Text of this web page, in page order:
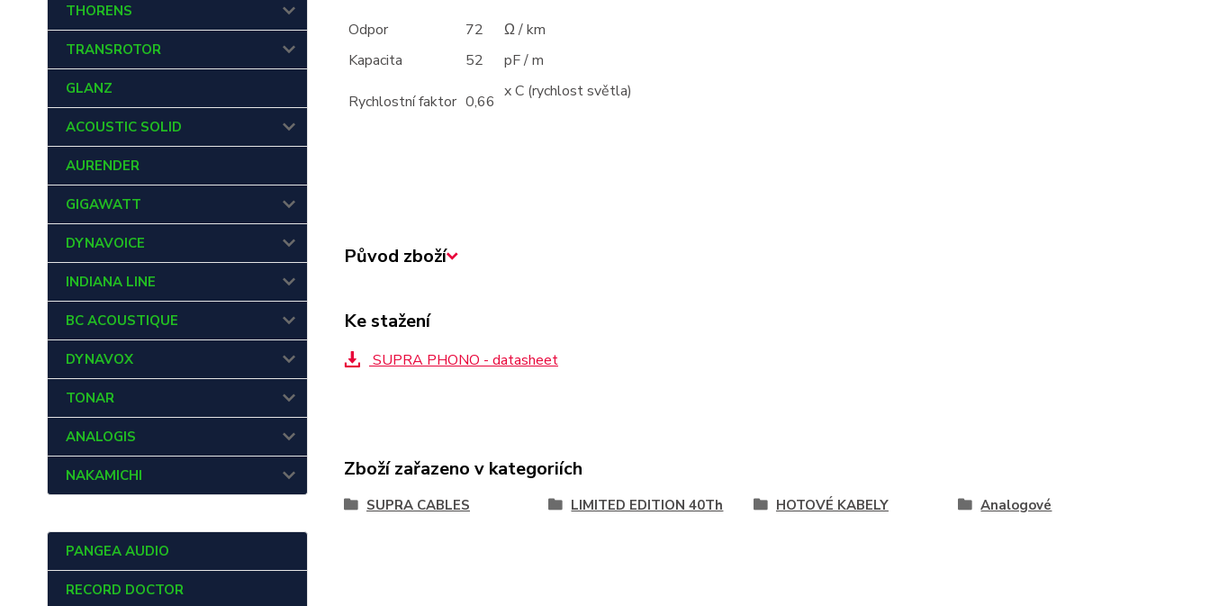
THORENS
TRANSROTOR
GLANZ
ACOUSTIC SOLID
AURENDER
GIGAWATT
DYNAVOICE
INDIANA LINE
BC ACOUSTIQUE
DYNAVOX
TONAR
ANALOGIS
NAKAMICHI
PANGEA AUDIO
RECORD DOCTOR
Odpor 72
Ω / km
Kapacita
52 pF / m
Rychlostní faktor 0,66
x C (rychlost světla)
Původ zboží
Ke stažení
SUPRA PHONO - datasheet
Zboží zařazeno v kategoriích
SUPRA CABLES LIMITED EDITION 40Th HOTOVÉ KABELY Analogové